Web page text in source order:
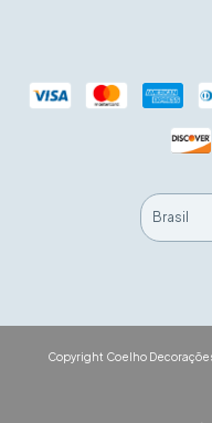
Copyright Coelho